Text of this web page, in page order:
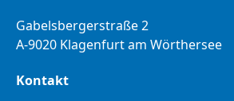
Gabelsbergerstraße 2
A-9020 Klagenfurt am Wörthersee
Kontakt